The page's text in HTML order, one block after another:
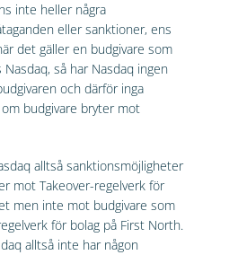
inte heller några
eller sanktioner, ens
det gäller en budgivare som
så har Nasdaq ingen
och därför inga
budgivare bryter mot
alltså sanktionsmöjligheter
mot Takeover-regelverk för
men inte mot budgivare som
för bolag på First North.
alltså inte har någon